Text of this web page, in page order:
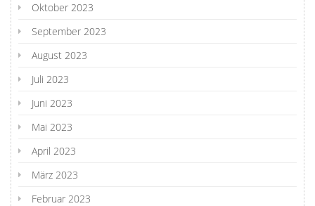
Oktober 2023
September 2023
August 2023
Juli 2023
Juni 2023
Mai 2023
April 2023
März 2023
Februar 2023